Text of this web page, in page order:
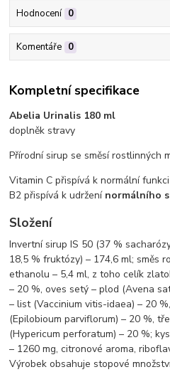
Hodnocení 0
Komentáře 0
Kompletní specifikace
Abelia Urinalis 180 ml
doplněk stravy
Přírodní sirup se směsí rostlinných
Vitamin C přispívá k normální
B2 přispívá k udrženínormálního
Složení
Invertní sirup IS 50 (37 %
18,5 % fruktózy) – 174,6 ml; směs
ethanolu – 5,4 ml, z toho celík
– 20 %, oves setý – plod (Avena
– list (Vaccinium vitis-idaea) – 20
(Epilobioum parviflorum) – 20 %,
(Hypericum perforatum) – 20 %;
– 1260 mg, citronové aroma,
Výrobek obsahuje stopové